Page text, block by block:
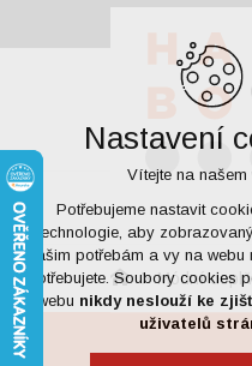
Módní
Nastavení
Vítejte na našem
Potřebujeme nastavit
technologie, aby
vašim potřebám a vy na
potřebujete. Soubory cookies
webu nikdy neslouží ke
uživatelů